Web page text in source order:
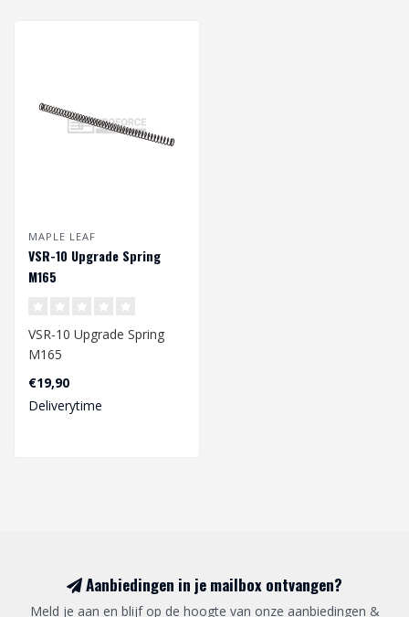
MAPLE LEAF
VSR-10 Upgrade Spring
M165
VSR-10 Upgrade Spring
M165
Afmetingen: 212 x
8,20/11,25 mm..
€19,90
Deliverytime
Aanbiedingen in je mailbox ontvangen?
Meld je aan en blijf op de hoogte van onze aanbiedingen &